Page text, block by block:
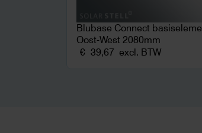
Blubase Connect
Oost-West 2080mm
€ 39,67 excl. BTW